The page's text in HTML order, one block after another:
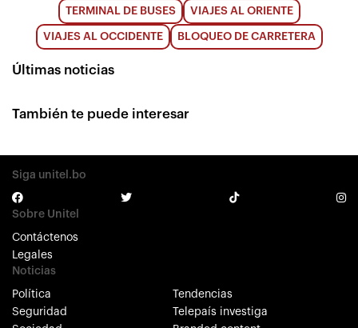
TERMINAL DE BUSES VIAJES AL ORIENTE
VIAJES AL OCCIDENTE BLOQUEO DE CARRETERA
Últimas noticias
También te puede interesar
Siga unitel.bo
Sobre Unitel
Contáctenos
Legales
Noticias
Política
Seguridad
Tendencias
Telepaís investiga